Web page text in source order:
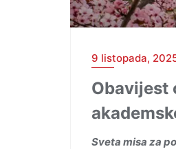
9 listopada,
Obavijest
Sveta misa za